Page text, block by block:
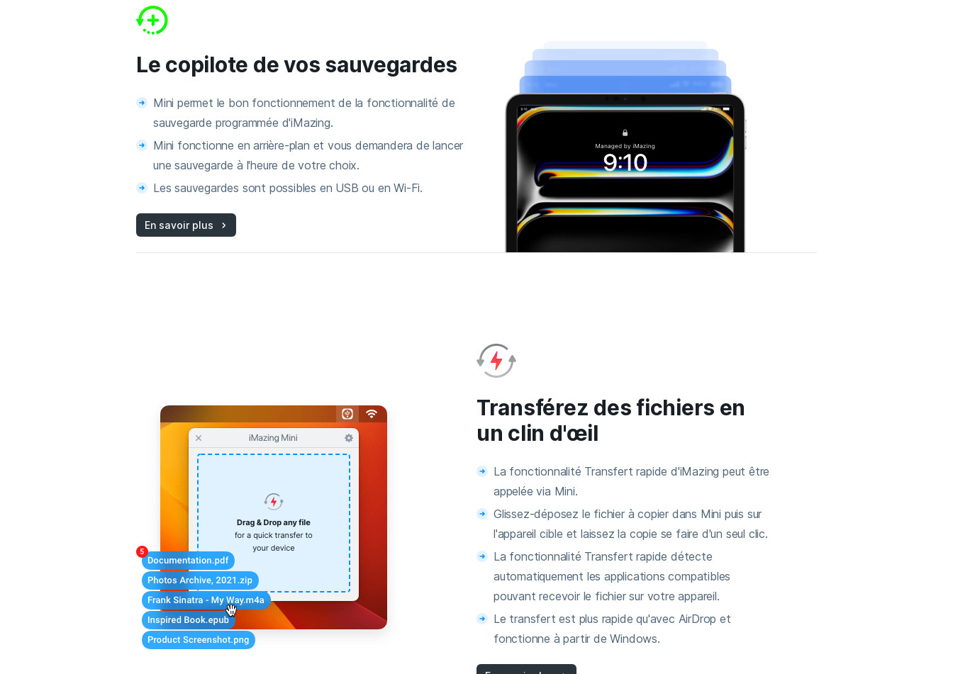
Le copilote de vos sauvegardes
Mini permet le bon fonctionnement de la fonctionnalité de
sauvegarde programmée d'iMazing.
Mini fonctionne en arrière-plan et vous demandera de lancer
une sauvegarde à l'heure de votre choix.
Les sauvegardes sont possibles en USB ou en Wi-Fi.
En savoir plus
Transférez des fichiers en
un clin d'œil
La fonctionnalité Transfert rapide d'iMazing peut être
appelée via Mini.
Glissez-déposez le fichier à copier dans Mini puis sur
l'appareil cible et laissez la copie se faire d'un seul clic.
La fonctionnalité Transfert rapide détecte
automatiquement les applications compatibles
pouvant recevoir le fichier sur votre appareil.
Le transfert est plus rapide qu'avec AirDrop et
fonctionne à partir de Windows.